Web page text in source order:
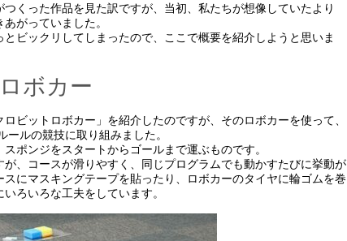
くった作品を見た訳ですが、当初、私たちが想像していたより
がっていました。
ビックリしてしまったので、ここで概要を紹介しようと思いま
ボカー
ビットロボカー」を紹介したのですが、そのロボカーを使って、
ールの競技に取り組みました。
ポンジをスタートからゴールまで運ぶものです。
、コースが滑りやすく、同じプログラムでも動かすたびに挙動が
にマスキングテープを貼ったり、ロボカーのタイヤに輪ゴムを巻
ろいろな工夫をしています。